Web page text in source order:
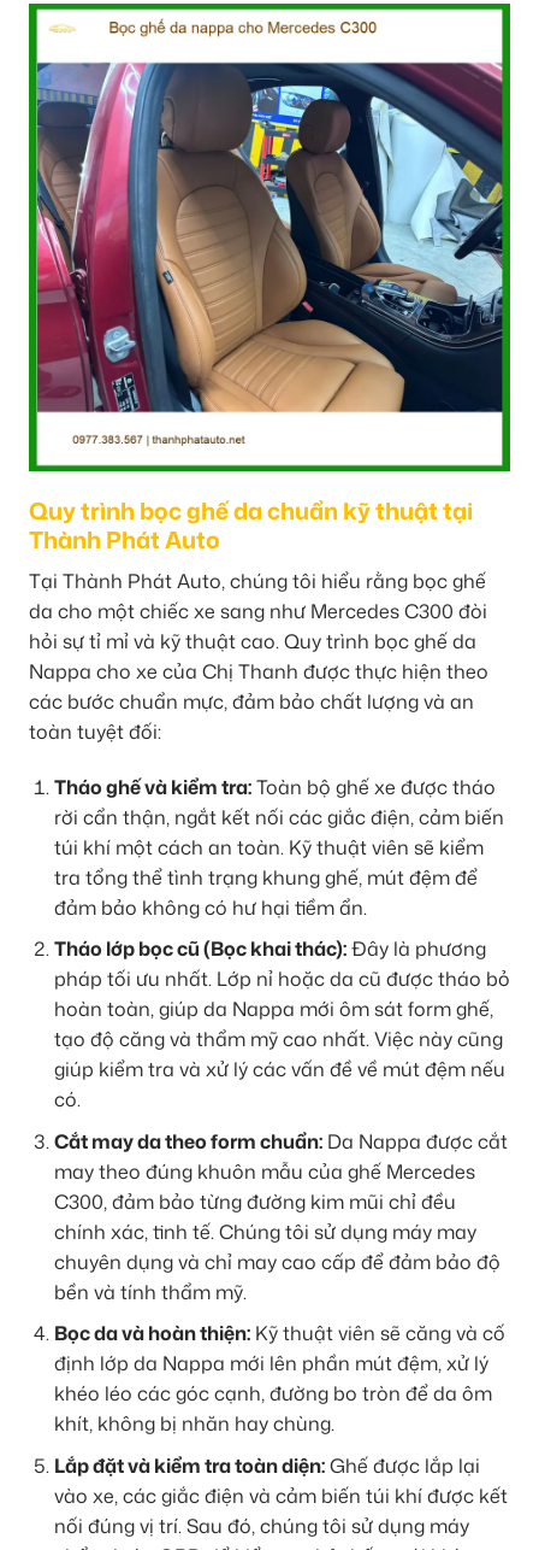
Quy trình bọc ghế da chuẩn kỹ thuật tại
Thành Phát Auto
Tại Thành Phát Auto, chúng tôi hiểu rằng bọc ghế
da cho một chiếc xe sang như Mercedes C300 đòi
hỏi sự tỉ mỉ và kỹ thuật cao. Quy trình bọc ghế da
Nappa cho xe của Chị Thanh được thực hiện theo
các bước chuẩn mực, đảm bảo chất lượng và an
toàn tuyệt đối:
Tháo ghế và kiểm tra:Toàn bộ ghế xe được tháo
rời cẩn thận, ngắt kết nối các giắc điện, cảm biến
túi khí một cách an toàn. Kỹ thuật viên sẽ kiểm
tra tổng thể tình trạng khung ghế, mút đệm để
đảm bảo không có hư hại tiềm ẩn.
Tháo lớp bọc cũ (Bọc khai thác):Đây là phương
pháp tối ưu nhất. Lớp nỉ hoặc da cũ được tháo bỏ
hoàn toàn, giúp da Nappa mới ôm sát form ghế,
tạo độ căng và thẩm mỹ cao nhất. Việc này cũng
giúp kiểm tra và xử lý các vấn đề về mút đệm nếu
có.
Cắt may da theo form chuẩn:Da Nappa được cắt
may theo đúng khuôn mẫu của ghế Mercedes
C300, đảm bảo từng đường kim mũi chỉ đều
chính xác, tinh tế. Chúng tôi sử dụng máy may
chuyên dụng và chỉ may cao cấp để đảm bảo độ
bền và tính thẩm mỹ.
Bọc da và hoàn thiện:Kỹ thuật viên sẽ căng và cố
định lớp da Nappa mới lên phần mút đệm, xử lý
khéo léo các góc cạnh, đường bo tròn để da ôm
khít, không bị nhăn hay chùng.
Lắp đặt và kiểm tra toàn diện:Ghế được lắp lại
vào xe, các giắc điện và cảm biến túi khí được kết
nối đúng vị trí. Sau đó, chúng tôi sử dụng máy